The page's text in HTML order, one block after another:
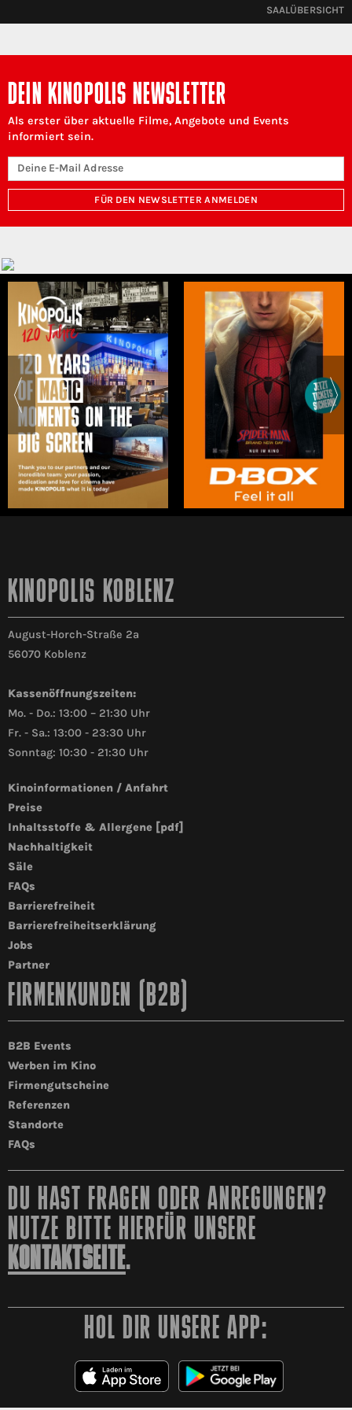
SAALÜBERSICHT
DEIN KINOPOLIS NEWSLETTER
Als erster über aktuelle Filme, Angebote und Events
informiert sein.
FÜR DEN NEWSLETTER ANMELDEN
KINOPOLIS KOBLENZ
August-Horch-Straße 2a
56070 Koblenz
Kassenöffnungszeiten:
Mo. - Do.: 13:00 – 21:30 Uhr
Fr. - Sa.: 13:00 - 23:30 Uhr
Sonntag: 10:30 - 21:30 Uhr
Kinoinformationen / Anfahrt
Preise
Inhaltsstoffe & Allergene [pdf]
Nachhaltigkeit
Säle
FAQs
Barrierefreiheit
Barrierefreiheitserklärung
Jobs
Partner
FIRMENKUNDEN (B2B)
B2B Events
Werben im Kino
Firmengutscheine
Referenzen
Standorte
FAQs
DU HAST FRAGEN ODER ANREGUNGEN?
NUTZE BITTE HIERFÜR UNSERE
KONTAKTSEITE.
HOL DIR UNSERE APP: